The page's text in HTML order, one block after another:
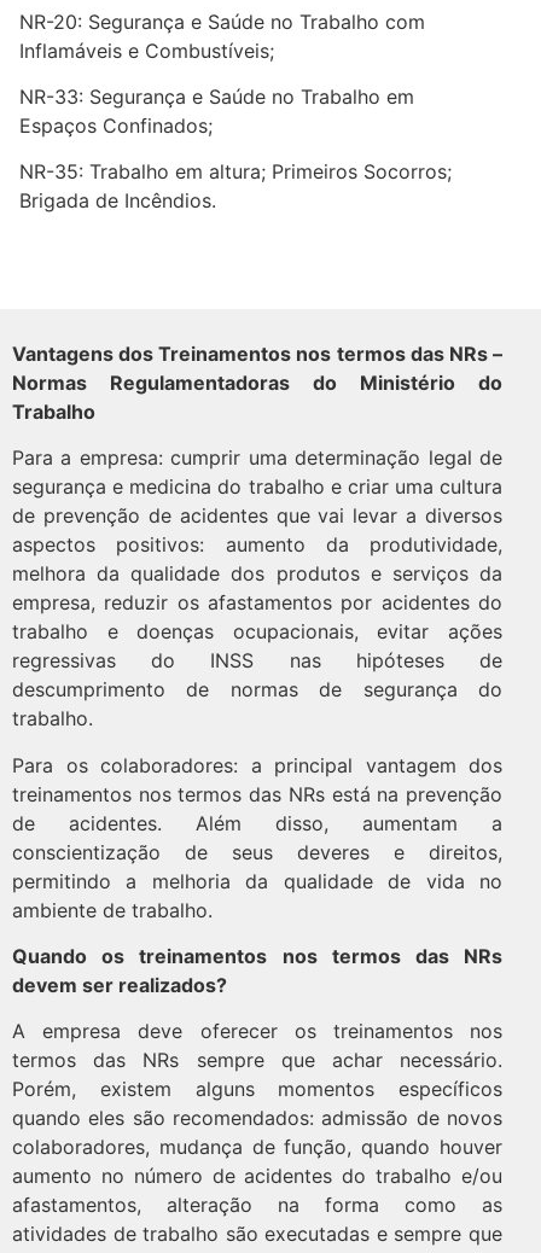
NR-20: Segurança e Saúde no Trabalho com
Inflamáveis e Combustíveis;
NR-33: Segurança e Saúde no Trabalho em
Espaços Confinados;
NR-35: Trabalho em altura; Primeiros Socorros;
Brigada de Incêndios.
Vantagens dos Treinamentos nos termos das NRs –
Normas Regulamentadoras do Ministério do
Trabalho
Para a empresa: cumprir uma determinação legal de
segurança e medicina do trabalho e criar uma cultura
de prevenção de acidentes que vai levar a diversos
aspectos positivos: aumento da produtividade,
melhora da qualidade dos produtos e serviços da
empresa, reduzir os afastamentos por acidentes do
trabalho e doenças ocupacionais, evitar ações
regressivas do INSS nas hipóteses de
descumprimento de normas de segurança do
trabalho.
Para os colaboradores: a principal vantagem dos
treinamentos nos termos das NRs está na prevenção
de acidentes. Além disso, aumentam a
conscientização de seus deveres e direitos,
permitindo a melhoria da qualidade de vida no
ambiente de trabalho.
Quando os treinamentos nos termos das NRs
devem ser realizados?
A empresa deve oferecer os treinamentos nos
termos das NRs sempre que achar necessário.
Porém, existem alguns momentos específicos
quando eles são recomendados: admissão de novos
colaboradores, mudança de função, quando houver
aumento no número de acidentes do trabalho e/ou
afastamentos, alteração na forma como as
atividades de trabalho são executadas e sempre que